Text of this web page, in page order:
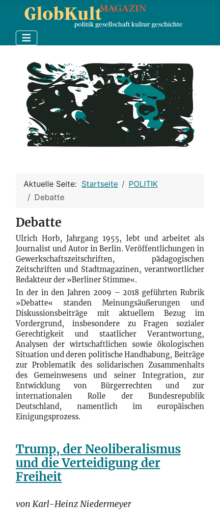
Aktuelle Seite: Startseite
POLITIK
Debatte
Debatte
Ulrich Horb, Jahrgang 1955, lebt und arbeitet als
Journalist und Autor in Berlin. Veröffentlichungen in
Gewerkschaftszeitschriften, pädagogischen
Zeitschriften und Stadtmagazinen, verantwortlicher
Redakteur der »Berliner Stimme«.
In der in den Jahren 2009 – 2018 geführten Rubrik
»Debatte« standen Meinungsäußerungen und
Diskussionsbeiträge mit aktuellem Bezug im
Vordergrund, insbesondere zu Fragen sozialer
Gerechtigkeit und staatlicher Verantwortung,
Analysen der wirtschaftlichen sowie ökologischen
Situation und deren politische Handhabung, Beiträge
zur Problematik des solidarischen Zusammenhalts
des Gemeinwesens und seiner Integration, zur
Entwicklung von Bürgerrechten und zur
internationalen Rolle der Bundesrepublik
Deutschland, namentlich im europäischen
Einigungsprozess.
Trump, der Neoliberalismus
und die Verteidigung der
Freiheit
von Karl-Heinz Niedermeyer